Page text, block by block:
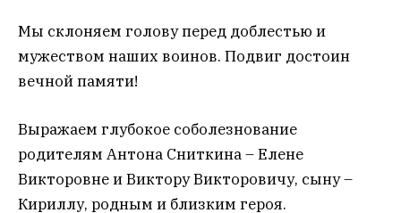
Мы склоняем голову перед доблестью и
мужеством наших воинов. Подвиг достоин
вечной памяти!
Выражаем глубокое соболезнование
родителям Антона Сниткина – Елене
Викторовне и Виктору Викторовичу, сыну –
Кириллу, родным и близким героя. ⠀